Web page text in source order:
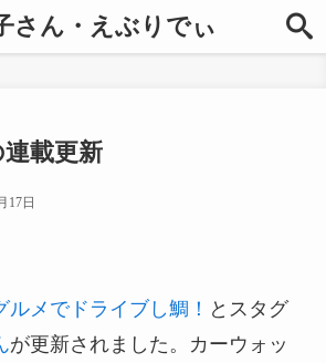
さん・えぶりでぃ
載更新
17日
ルメでドライブし鯛！ とスタグ
が更新されました。カーウォッ